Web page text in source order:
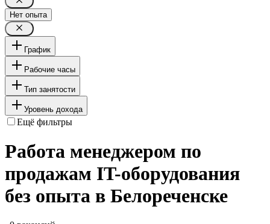
Нет опыта
График
Рабочие часы
Тип занятости
Уровень дохода
Ещё фильтры
Работа менеджером по
продажам IT-оборудования
без опыта в Белореченске